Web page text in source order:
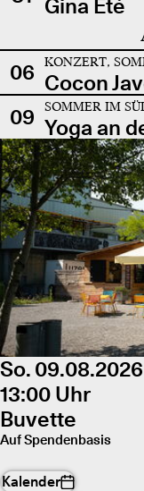
Gina Été
06 KONZERT,
Cocon
09
SOMMER IM
Yoga an
So. 09.08.2026
13:00 Uhr
Buvette
Auf Spendenbasis
Kalender